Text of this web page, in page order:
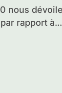
rapport à...